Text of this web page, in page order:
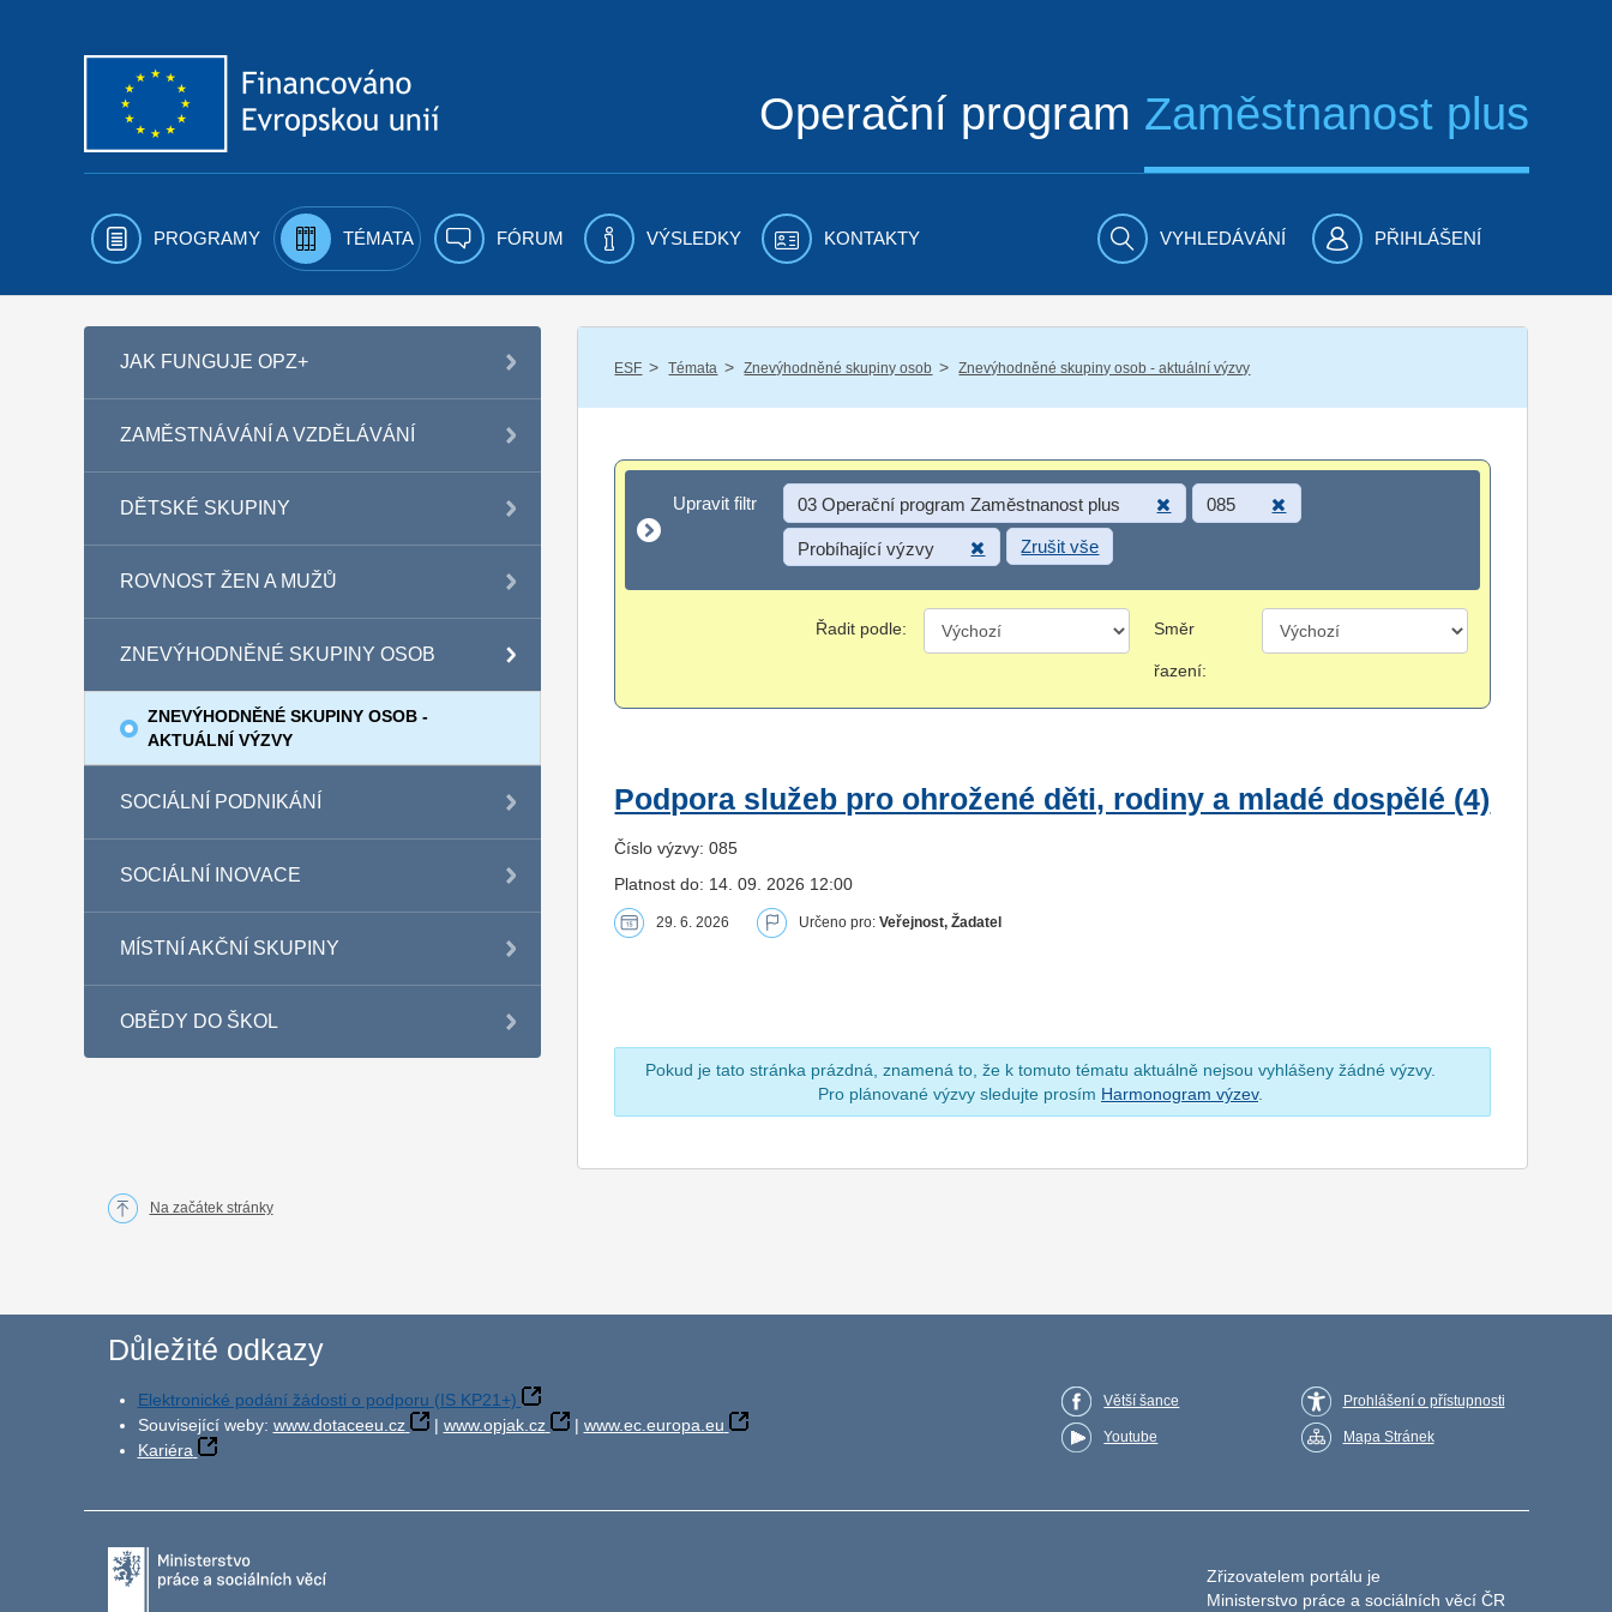
Operační program Zaměstnanost plus
PROGRAMY TÉMATA FÓRUM VÝSLEDKY KONTAKTY VYHLEDÁVÁNÍ PŘIHLÁŠENÍ
JAK FUNGUJE OPZ+
ZAMĚSTNÁVÁNÍ A VZDĚLÁVÁNÍ
DĚTSKÉ SKUPINY
ROVNOST ŽEN A MUŽŮ
ZNEVÝHODNĚNÉ SKUPINY OSOB
ZNEVÝHODNĚNÉ SKUPINY OSOB -
AKTUÁLNÍ VÝZVY
SOCIÁLNÍ PODNIKÁNÍ
SOCIÁLNÍ INOVACE
MÍSTNÍ AKČNÍ SKUPINY
OBĚDY DO ŠKOL
ESF / Témata / Znevýhodněné skupiny osob / Znevýhodněné skupiny osob - aktuální výzvy
Upravit filtr
Upravit filtr 03 Operační program Zaměstnanost plus 085
Probíhající výzvy Zrušit vše
Řadit podle: Směr
řazení:
Podpora služeb pro ohrožené děti, rodiny a mladé dospělé (4)
Číslo výzvy: 085
Platnost do: 14. 09. 2026 12:00
29. 6. 2026 Určeno pro:Veřejnost, Žadatel
Pokud je tato stránka prázdná, znamená to, že k tomuto tématu aktuálně nejsou vyhlášeny žádné výzvy.
Pro plánované výzvy sledujte prosím Harmonogram výzev.
Na začátek stránky
Důležité odkazy
Elektronické podání žádosti o podporu (IS KP21+)
Související weby: www.dotaceeu.cz | www.opjak.cz | www.ec.europa.eu
Kariéra
Větší šance
Youtube
Prohlášení o přístupnosti
Mapa Stránek
Zřizovatelem portálu je
Ministerstvo práce a sociálních věcí ČR